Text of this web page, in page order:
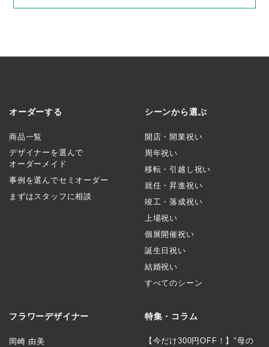
オーダーする
商品一覧
デザイナーを選んで
オーダーメイド
事例を選んでセミオーダー
まずはスタッフに相談
シーンから選ぶ
開店・開業祝い
周年祝い
移転・引越し祝い
就任・昇進祝い
竣工・落成祝い
上場祝い
個展開催祝い
誕生日祝い
結婚祝い
すべてのシーン
フラワーデザイナー
岡崎 由美
特集・コラム
【今だけ300円OFF！】"母の